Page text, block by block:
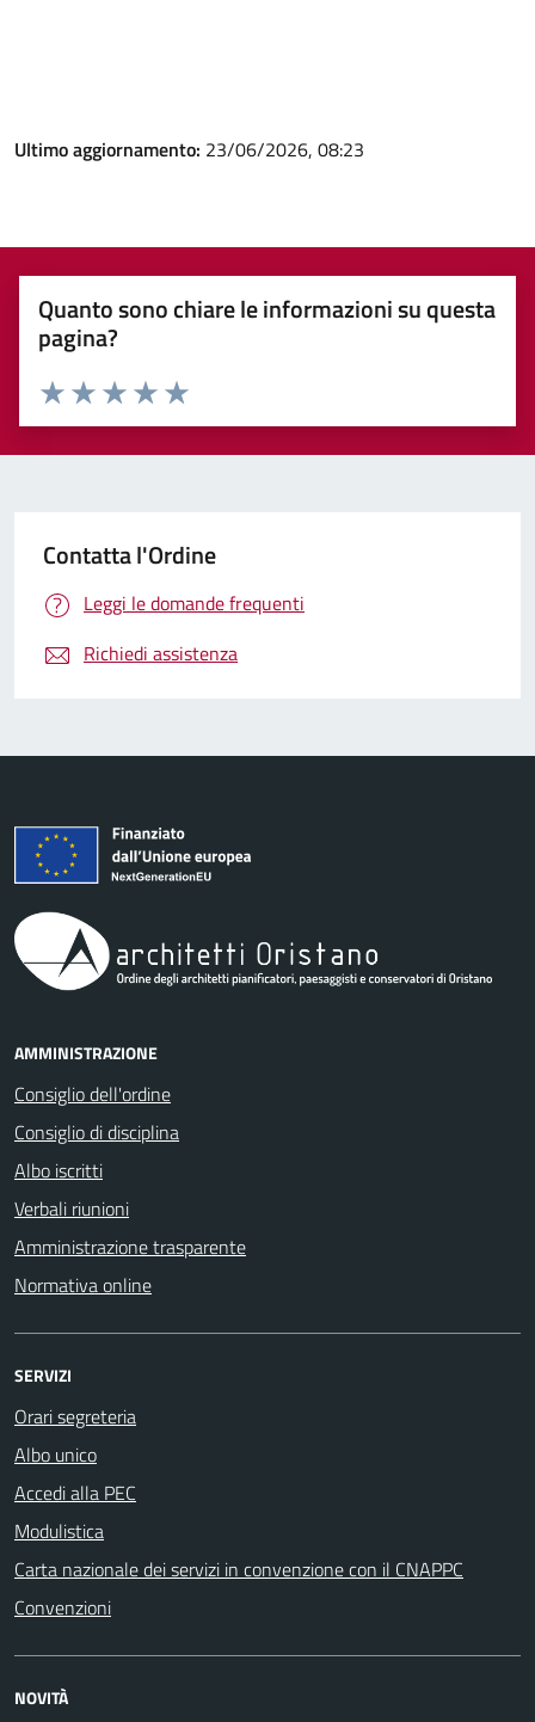
Ultimo aggiornamento: 23/06/2026, 08:23
Quanto sono chiare le informazioni su questa
pagina?
Valuta 5 stelle su 5
Valuta 4 stelle su 5
Valuta 3 stelle su 5
Valuta 2 stelle su 5
Valuta 1 stelle su 5
Contatta l'Ordine
Leggi le domande frequenti
Richiedi assistenza
AMMINISTRAZIONE
Consiglio dell'ordine
Consiglio di disciplina
Albo iscritti
Verbali riunioni
Amministrazione trasparente
Normativa online
SERVIZI
Orari segreteria
Albo unico
Accedi alla PEC
Modulistica
Carta nazionale dei servizi in convenzione con il CNAPPC
Convenzioni
NOVITÀ